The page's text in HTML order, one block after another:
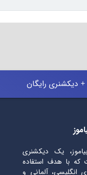
+ دیکشنری رایگان
یک دیکشنری
که با هدف استفاده
انگلیسی، آلمانی و